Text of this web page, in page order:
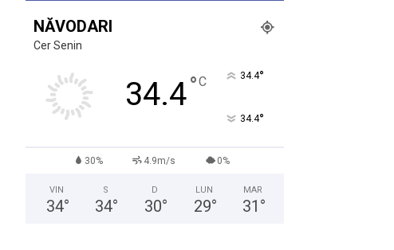
NĂVODARI
Cer Senin
34.4°C 34.4°
34.4°
30% 4.9m/s 0%
VIN
34°
S
34°
D
30°
LUN
29°
MAR
31 °